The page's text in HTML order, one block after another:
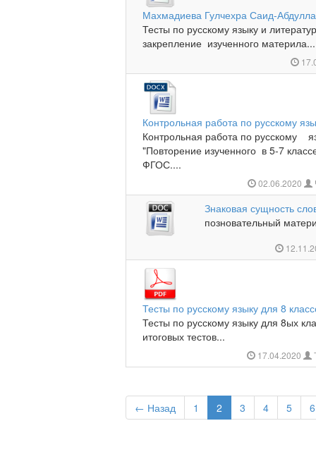
Махмадиева Гулчехра Саид-
Тесты по русскому языку и
закрепление изученного материла...
Контрольная работа по русскому
Контрольная работа по русскому
"Повторение изученного в 5-7
ФГОС....
02.06.2020
Знаковая сущность
позновательный
Тесты по русскому языку для 8
Тесты по русскому языку для 8ых
итоговых тестов...
17.04.2020
← Назад 1 2 3 4 5 6